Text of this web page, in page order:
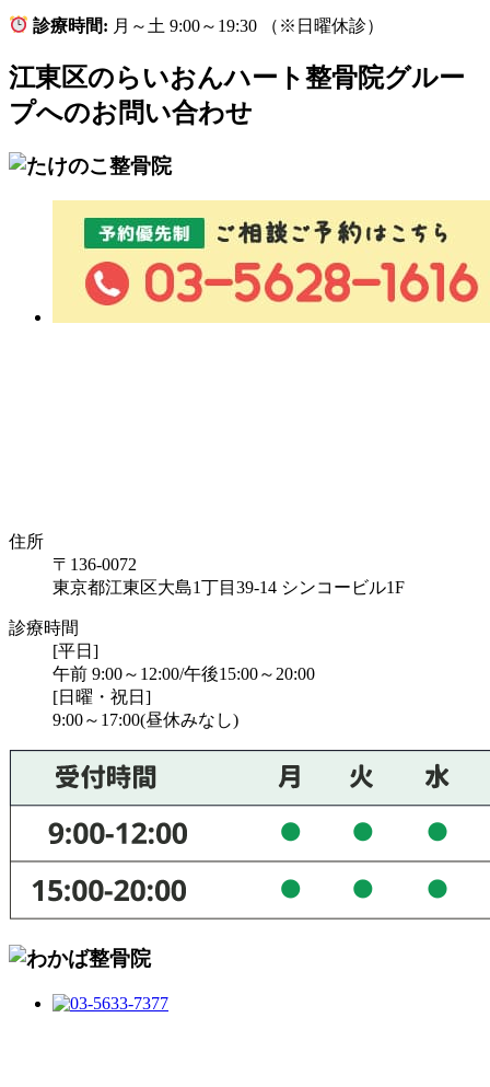
診療時間: 月～土 9:00～19:30 （※日曜休診）
江東区のらいおんハート整骨院グルー
プへのお問い合わせ
住所
〒136-0072
東京都江東区大島1丁目39-14 シンコービル1F
診療時間
[平日]
午前 9:00～12:00/午後15:00～20:00
[日曜・祝日]
9:00～17:00(昼休みなし)